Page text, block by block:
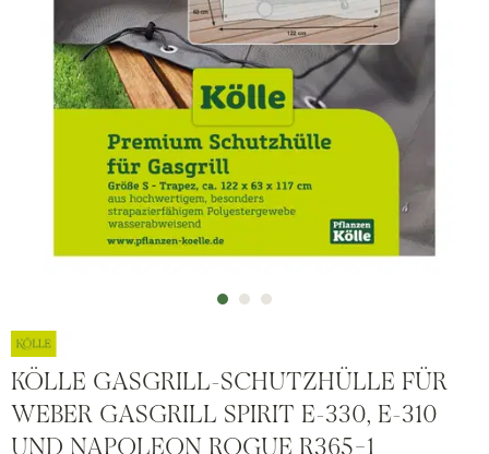
KÖLLE GASGRILL-SCHUTZHÜLLE FÜR
WEBER GASGRILL SPIRIT E-330, E-310
UND NAPOLEON ROGUE R365-1